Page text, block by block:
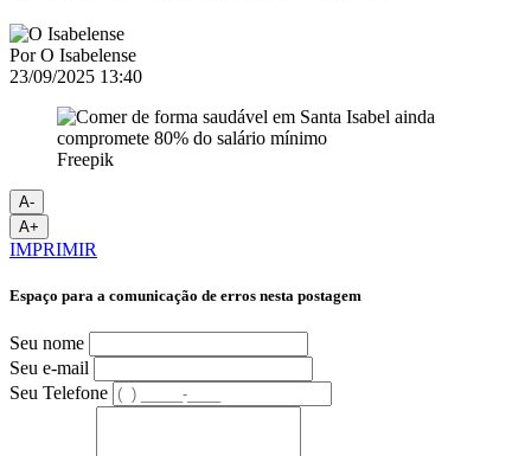
PorO Isabelense
23/09/2025 13:40
Freepik
A-
A+
IMPRIMIR
Espaço para a comunicação de erros nesta postagem
Seu nome
Seu e-mail
Seu Telefone